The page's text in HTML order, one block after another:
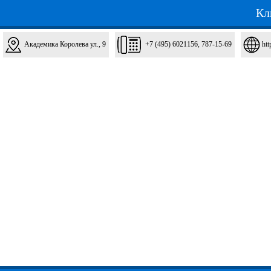
Академика Королева ул., 9 +7 (495) 6021156, 787-15-69